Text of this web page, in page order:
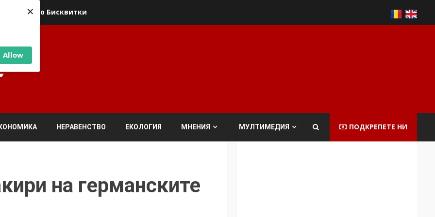
Allow
×
относно Бисквитки
НЕРАВЕНСТВО ЕКОЛОГИЯ МНЕНИЯ МУЛТИМЕДИЯ ПОДКРЕПЕТЕ НИ
на германските